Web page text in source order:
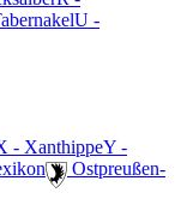
U -
- XanthippeY -
️ Ostpreußen-